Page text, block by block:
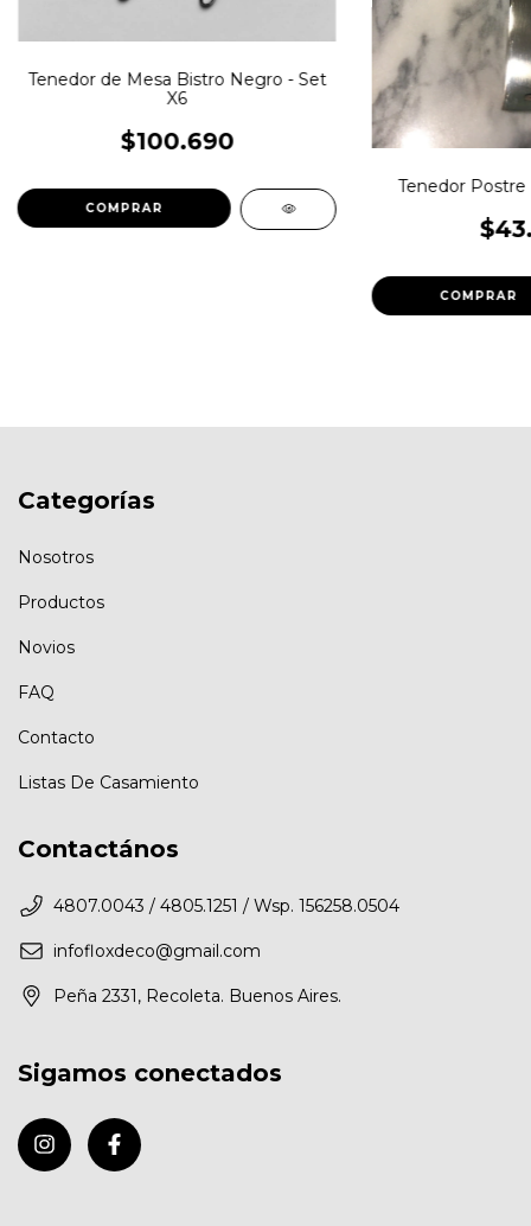
Tenedor de Mesa Bistro Negro - Set
X6
$100.690
Tenedor
Categorías
Nosotros
Productos
Novios
FAQ
Contacto
Listas De Casamiento
Contactános
4807.0043 / 4805.1251 / Wsp. 156258.0504
infofloxdeco@gmail.com
Peña 2331, Recoleta. Buenos Aires.
Sigamos conectados